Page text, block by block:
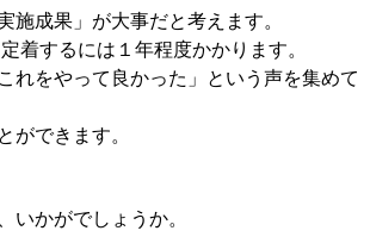
施成果」が大事だと考えます。
着するには１年程度かかります。
れをやって良かった」という声を集めて
ができます。
いかがでしょうか。